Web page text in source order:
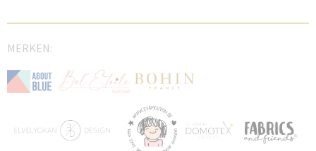
MERKEN: